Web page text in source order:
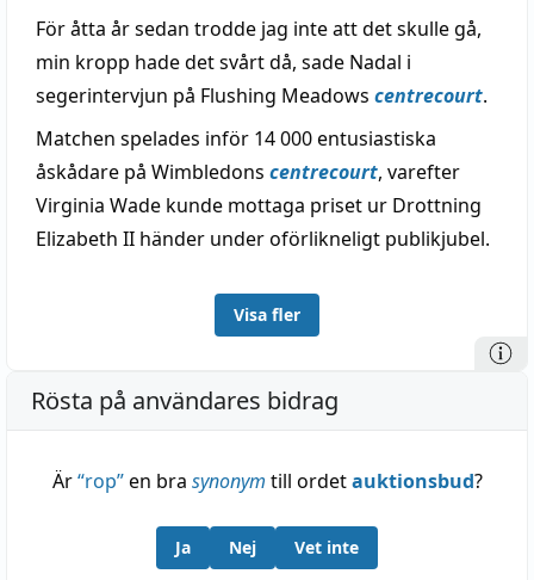
För åtta år sedan trodde jag inte att det skulle gå,
min kropp hade det svårt då, sade Nadal i
segerintervjun på Flushing Meadows centrecourt.
Matchen spelades inför 14 000 entusiastiska
åskådare på Wimbledons centrecourt, varefter
Virginia Wade kunde mottaga priset ur Drottning
Elizabeth II händer under oförlikneligt publikjubel.
Visa fler
Rösta på användares bidrag
Är“rop”en bra synonym till ordetauktionsbud?
Ja Nej Vet inte